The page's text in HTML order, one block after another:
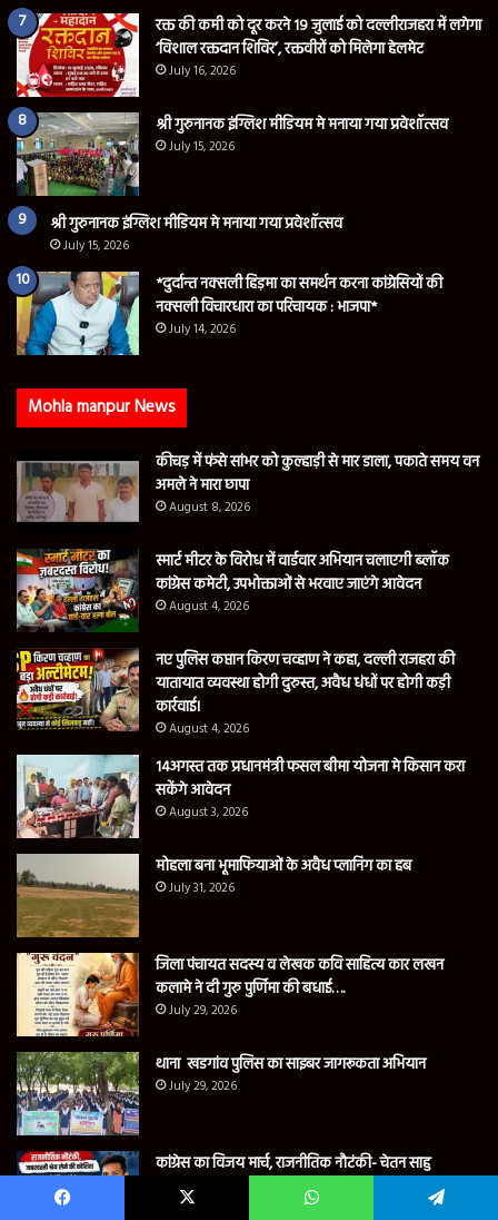
रक्त की कमी को दूर करने 19 जुलाई को दल्लीराजहरा में लगेगा
‘विशाल रक्तदान शिविर’, रक्तवीरों को मिलेगा हेलमेट
July 16, 2026
श्री गुरुनानक इंग्लिश मीडियम मे मनाया गया प्रवेशॉत्सव
July 15, 2026
श्री गुरुनानक इंग्लिश मीडियम मे मनाया गया प्रवेशॉत्सव
July 15, 2026
*दुर्दान्त नक्सली हिड़मा का समर्थन करना कांग्रेसियों की
नक्सली विचारधारा का परिचायक : भाजपा*
July 14, 2026
Mohla manpur News
कीचड़ में फंसे सांभर को कुल्हाड़ी से मार डाला, पकाते समय वन
अमले ने मारा छापा
August 8, 2026
स्मार्ट मीटर के विरोध में वार्डवार अभियान चलाएगी ब्लॉक
कांग्रेस कमेटी, उपभोक्ताओं से भरवाए जाएंगे आवेदन
August 4, 2026
नए पुलिस कप्तान किरण चव्हाण ने कहा, दल्ली राजहरा की
यातायात व्यवस्था होगी दुरुस्त, अवैध धंधों पर होगी कड़ी
कार्रवाई।
August 4, 2026
14अगस्त तक प्रधानमंत्री फसल बीमा योजना मे किसान करा
सकेंगे आवेदन
August 3, 2026
मोहला बना भूमाफियाओं के अवैध प्लानिंग का हब
July 31, 2026
जिला पंचायत सदस्य व लेखक कवि साहित्य कार लखन
कलामे ने दी गुरु पुर्णिमा की बधाई….
July 29, 2026
थाना खडगांव पुलिस का साइबर जागरूकता अभियान
July 29, 2026
कांग्रेस का विजय मार्च, राजनीतिक नौटंकी- चेतन साहु
July 29, 2026